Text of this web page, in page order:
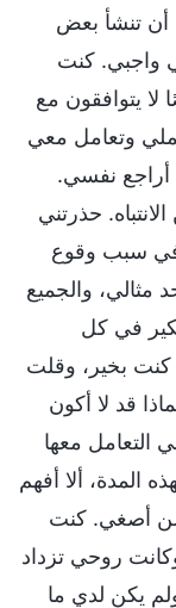
تنشأ بعض
واجبي. كنت
لا يتوافقون مع
وتعامل معي
أراجع نفسي.
حذرتني
في سبب وقوع
والجميع
في كل
كنت بخير، وقلت
قد لا أكون
التعامل معها
المدة، ألا أفهم
أصغي. كنت
روحي تزداد
يكن لدي ما